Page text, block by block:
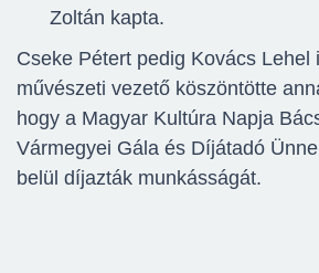
Zoltán kapta.
Cseke Pétert pedig Kovács Lehel
művészeti vezető köszöntötte
hogy a Magyar Kultúra Napja
Vármegyei Gála és Díjátadó
belül díjazták munkásságát.